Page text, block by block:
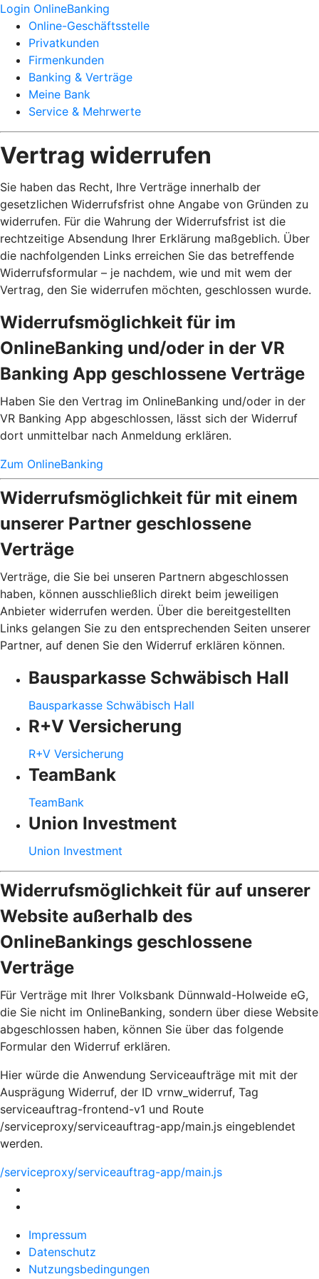
Login OnlineBanking
Online-Geschäftsstelle
Privatkunden
Firmenkunden
Banking & Verträge
Meine Bank
Service & Mehrwerte
Vertrag widerrufen
Sie haben das Recht, Ihre Verträge innerhalb der
gesetzlichen Widerrufsfrist ohne Angabe von Gründen zu
widerrufen. Für die Wahrung der Widerrufsfrist ist die
rechtzeitige Absendung Ihrer Erklärung maßgeblich. Über
die nachfolgenden Links erreichen Sie das betreffende
Widerrufsformular – je nachdem, wie und mit wem der
Vertrag, den Sie widerrufen möchten, geschlossen wurde.
Widerrufsmöglichkeit für im
OnlineBanking und/oder in der VR
Banking App geschlossene Verträge
Haben Sie den Vertrag im OnlineBanking und/oder in der
VR Banking App abgeschlossen, lässt sich der Widerruf
dort unmittelbar nach Anmeldung erklären.
Zum OnlineBanking
Widerrufsmöglichkeit für mit einem
unserer Partner geschlossene
Verträge
Verträge, die Sie bei unseren Partnern abgeschlossen
haben, können ausschließlich direkt beim jeweiligen
Anbieter widerrufen werden. Über die bereitgestellten
Links gelangen Sie zu den entsprechenden Seiten unserer
Partner, auf denen Sie den Widerruf erklären können.
Bausparkasse Schwäbisch Hall
Bausparkasse Schwäbisch Hall
R+V Versicherung
R+V Versicherung
TeamBank
TeamBank
Union Investment
Union Investment
Widerrufsmöglichkeit für auf unserer
Website außerhalb des
OnlineBankings geschlossene
Verträge
Für Verträge mit Ihrer Volksbank Dünnwald-Holweide eG,
die Sie nicht im OnlineBanking, sondern über diese Website
abgeschlossen haben, können Sie über das folgende
Formular den Widerruf erklären.
Hier würde die Anwendung Serviceaufträge mit mit der
Ausprägung Widerruf, der ID vrnw_widerruf, Tag
serviceauftrag-frontend-v1 und Route
/serviceproxy/serviceauftrag-app/main.js eingeblendet
werden.
/serviceproxy/serviceauftrag-app/main.js
Impressum
Datenschutz
Nutzungsbedingungen